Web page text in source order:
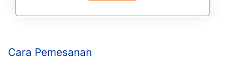
Cara Pemesanan